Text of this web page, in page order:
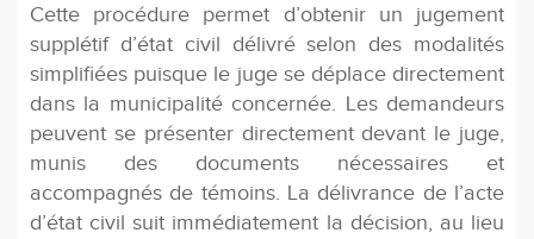
Cette procédure permet d’obtenir un jugement
supplétif d’état civil délivré selon des modalités
simplifiées puisque le juge se déplace directement
dans la municipalité concernée. Les demandeurs
peuvent se présenter directement devant le juge,
munis des documents nécessaires et
accompagnés de témoins. La délivrance de l’acte
d’état civil suit immédiatement la décision, au lieu